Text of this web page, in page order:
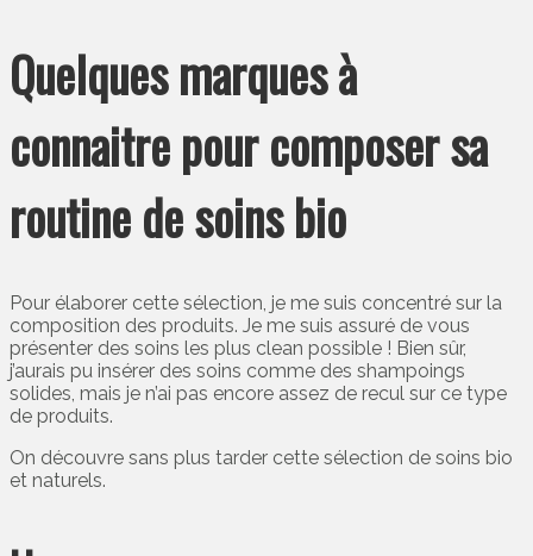
Quelques marques à
connaitre pour composer sa
routine de soins bio
Pour élaborer cette sélection, je me suis concentré sur la
composition des produits. Je me suis assuré de vous
présenter des soins les plus clean possible ! Bien sûr,
j’aurais pu insérer des soins comme des shampoings
solides, mais je n’ai pas encore assez de recul sur ce type
de produits.
On découvre sans plus tarder cette sélection de soins bio
et naturels.